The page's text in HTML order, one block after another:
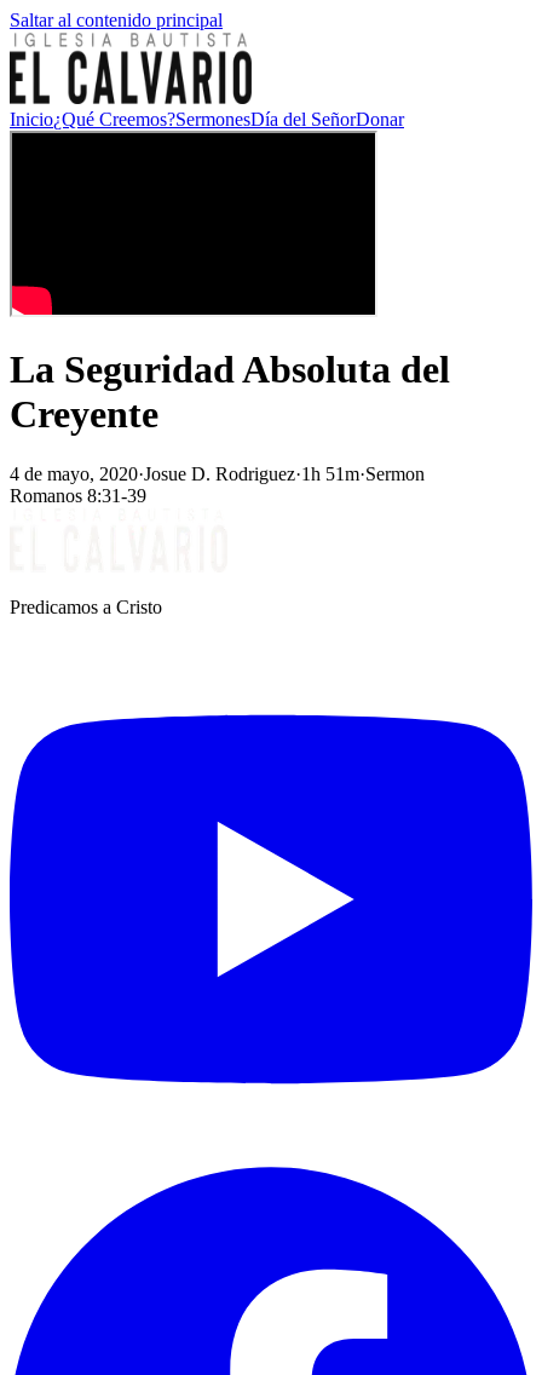
Saltar al contenido principal
Inicio¿Qué Creemos?SermonesDía del SeñorDonar
La Seguridad Absoluta del
Creyente
4 de mayo, 2020·Josue D. Rodriguez·1h 51m·Sermon
Romanos 8:31-39
Predicamos a Cristo